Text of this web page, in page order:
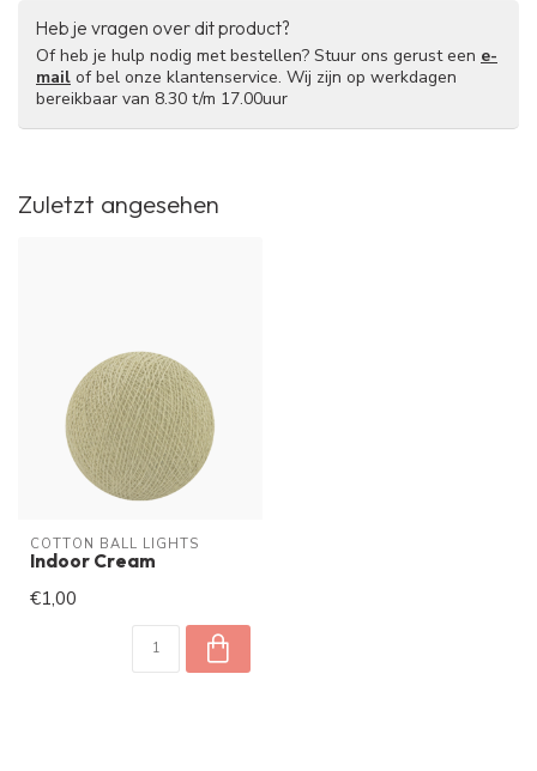
Heb je vragen over dit product?
Of heb je hulp nodig met bestellen? Stuur ons gerust een e-
mail of bel onze klantenservice. Wij zijn op werkdagen
bereikbaar van 8.30 t/m 17.00uur
Zuletzt angesehen
COTTON BALL LIGHTS
Indoor Cream
€1,00